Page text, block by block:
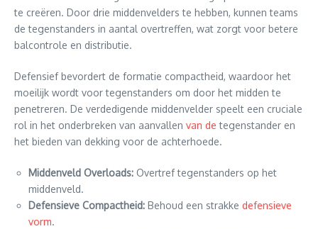
te creëren. Door drie middenvelders te hebben, kunnen teams
de tegenstanders in aantal overtreffen, wat zorgt voor betere
balcontrole en distributie.
Defensief bevordert de formatie compactheid, waardoor het
moeilijk wordt voor tegenstanders om door het midden te
penetreren. De verdedigende middenvelder speelt een cruciale
rol in het onderbreken van aanvallen van de tegenstander en
het bieden van dekking voor de achterhoede.
Middenveld Overloads: Overtref tegenstanders op het
middenveld.
Defensieve Compactheid: Behoud een strakke defensieve
vorm.